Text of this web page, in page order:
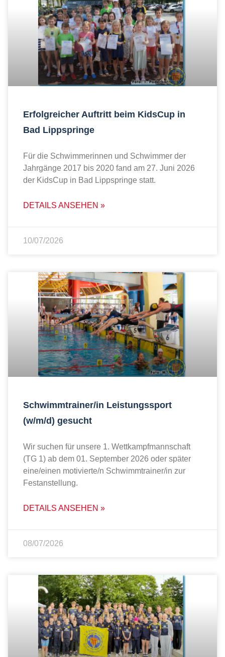
Erfolgreicher Auftritt beim KidsCup in
Bad Lippspringe
Für die Schwimmerinnen und Schwimmer der
Jahrgänge 2017 bis 2020 fand am 27. Juni 2026
der KidsCup in Bad Lippspringe statt.
DETAILS ANSEHEN »
10/07/2026
Schwimmtrainer/in Leistungssport
(w/m/d) gesucht
Wir suchen für unsere 1. Wettkampfmannschaft
(TG 1) ab dem 01. September 2026 oder später
eine/einen motivierte/n Schwimmtrainer/in zur
Festanstellung.
DETAILS ANSEHEN »
08/07/2026